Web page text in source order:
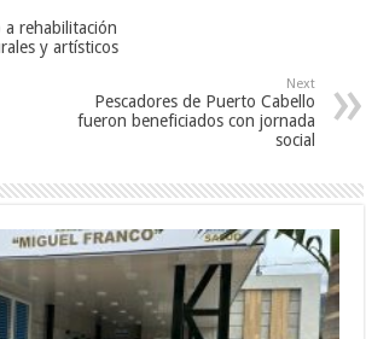
a rehabilitación
y artísticos
Next
Pescadores de Puerto Cabello
fueron beneficiados con jornada
social